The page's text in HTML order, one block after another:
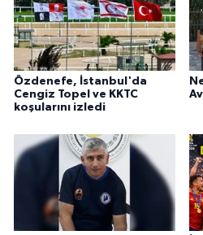
Özdenefe, İstanbul'da
Cengiz Topel ve KKTC
koşularını izledi